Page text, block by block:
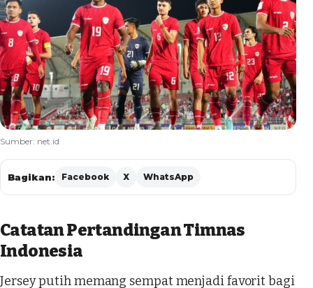
Sumber: net.id
Bagikan: Facebook X WhatsApp
Catatan Pertandingan Timnas
Indonesia
Jersey putih memang sempat menjadi favorit bagi